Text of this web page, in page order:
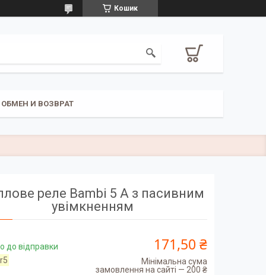
Кошик
ОБМЕН И ВОЗВРАТ
реле Bambi 5 А з пасивним
увімкненням
до відправки
171,50 ₴
Мінімальна сума
замовлення на сайті — 200 ₴